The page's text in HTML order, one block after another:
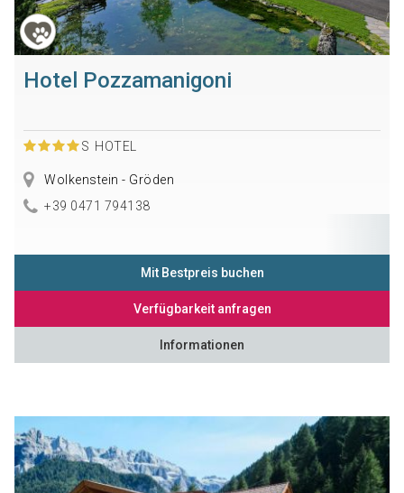
Hotel Pozzamanigoni
S HOTEL
Wolkenstein - Gröden
+39 0471 794138
Mit Bestpreis buchen
Verfügbarkeit anfragen
Informationen